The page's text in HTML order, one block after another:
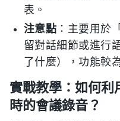
表。
注意點 ：主要用於
留對話細節或進行
了什麼），功能較
實戰教學：如何
時的會議錄音？